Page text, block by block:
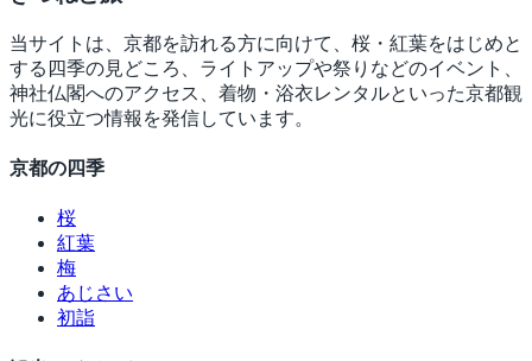
当サイトは、京都を訪れる方に向けて、桜・紅葉をはじめと
する四季の見どころ、ライトアップや祭りなどのイベント、
神社仏閣へのアクセス、着物・浴衣レンタルといった京都観
光に役立つ情報を発信しています。
京都の四季
桜
紅葉
梅
あじさい
初詣